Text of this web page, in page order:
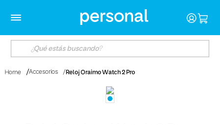
Home Accesorios Reloj Oraimo Watch 2 Pro